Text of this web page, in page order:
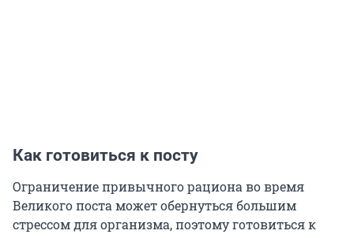
Как готовиться к посту
Ограничение привычного рациона во время
Великого поста может обернуться большим
стрессом для организма, поэтому готовиться к